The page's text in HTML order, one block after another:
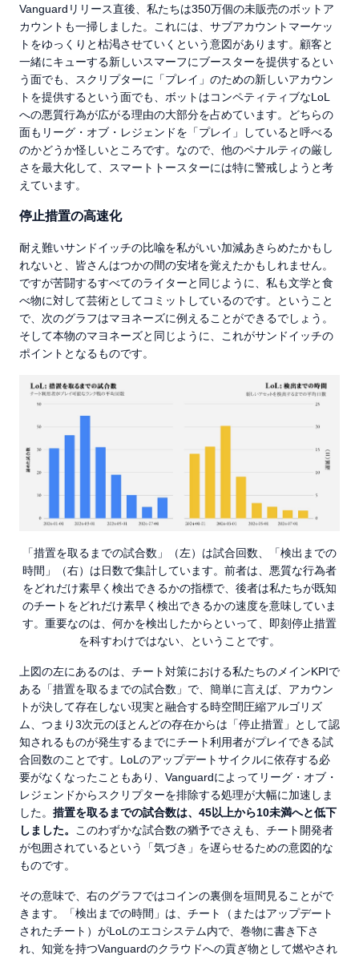
Vanguardリリース直後、私たちは350万個の未販売のボットア
カウントも一掃しました。これには、サブアカウントマーケッ
トをゆっくりと枯渇させていくという意図があります。顧客と
一緒にキューする新しいスマーフにブースターを提供するとい
う面でも、スクリプターに「プレイ」のための新しいアカウン
トを提供するという面でも、ボットはコンペティティブなLoL
への悪質行為が広がる理由の大部分を占めています。どちらの
面もリーグ・オブ・レジェンドを「プレイ」していると呼べる
のかどうか怪しいところです。なので、他のペナルティの厳し
さを最大化して、スマートトースターには特に警戒しようと考
えています。
停止措置の高速化
耐え難いサンドイッチの比喩を私がいい加減あきらめたかもし
れないと、皆さんはつかの間の安堵を覚えたかもしれません。
ですが苦闘するすべてのライターと同じように、私も文学と食
べ物に対して芸術としてコミットしているのです。ということ
で、次のグラフはマヨネーズに例えることができるでしょう。
そして本物のマヨネーズと同じように、これがサンドイッチの
ポイントとなるものです。
「措置を取るまでの試合数」（左）は試合回数、「検出までの
時間」（右）は日数で集計しています。前者は、悪質な行為者
をどれだけ素早く検出できるかの指標で、後者は私たちが既知
のチートをどれだけ素早く検出できるかの速度を意味していま
す。重要なのは、何かを検出したからといって、即刻停止措置
を科すわけではない、ということです。
上図の左にあるのは、チート対策における私たちのメインKPIで
ある「措置を取るまでの試合数」で、簡単に言えば、アカウン
トが決して存在しない現実と融合する時空間圧縮アルゴリズ
ム、つまり3次元のほとんどの存在からは「停止措置」として認
知されるものが発生するまでにチート利用者がプレイできる試
合回数のことです。LoLのアップデートサイクルに依存する必
要がなくなったこともあり、Vanguardによってリーグ・オブ・
レジェンドからスクリプターを排除する処理が大幅に加速しま
した。 措置を取るまでの試合数は、45以上から10未満へと低下
しました。 このわずかな試合数の猶予でさえも、チート開発者
が包囲されているという「気づき」を遅らせるための意図的な
ものです。
その意味で、右のグラフではコインの裏側を垣間見ることがで
きます。「検出までの時間」は、チート（またはアップデート
されたチート）がLoLのエコシステム内で、巻物に書き下さ
れ、知覚を持つVanguardのクラウドへの貢ぎ物として燃やされ